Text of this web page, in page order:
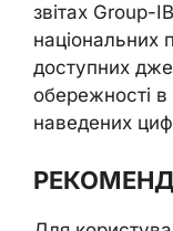
звітах Group-
національних
доступних
обережності в
наведених